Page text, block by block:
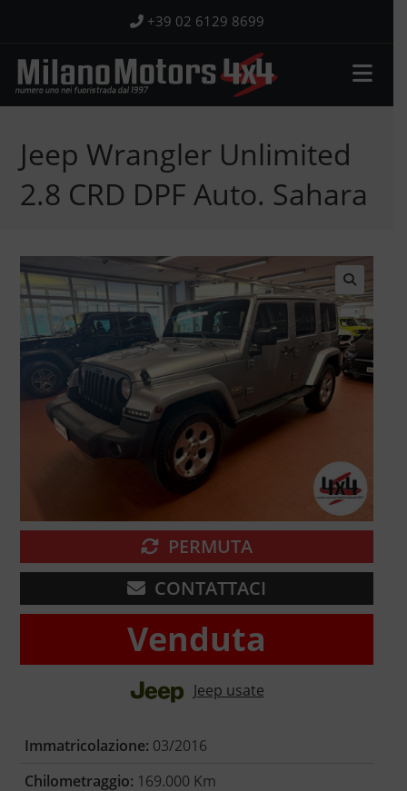
contenuto
+39 02 6129 8699
Jeep Wrangler Unlimited
2.8 CRD DPF Auto. Sahara
🔍
PERMUTA
CONTATTACI
Venduta
Jeep usate
Immatricolazione: 03/2016
Chilometraggio: 169.000 Km